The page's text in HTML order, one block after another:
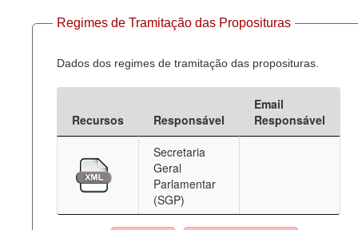
Regimes de Tramitação das Proposituras
Dados dos regimes de tramitação das proposituras.
Recursos Responsável
Email
Responsável
Secretaria
Geral
Parlamentar
(SGP)